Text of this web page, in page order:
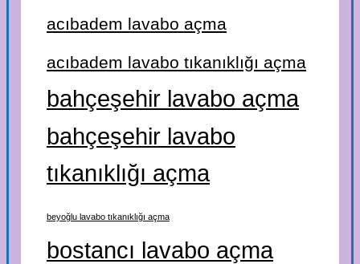
acıbadem lavabo açma
acıbadem lavabo tıkanıklığı açma
bahçeşehir lavabo açma
bahçeşehir lavabo
tıkanıklığı açma
beyoğlu lavabo tıkanıklığı açma
bostancı lavabo açma